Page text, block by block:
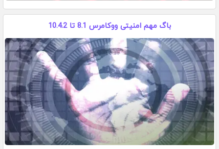
باگ مهم امنیتی ووکامرس 8.1 تا 10.4.2